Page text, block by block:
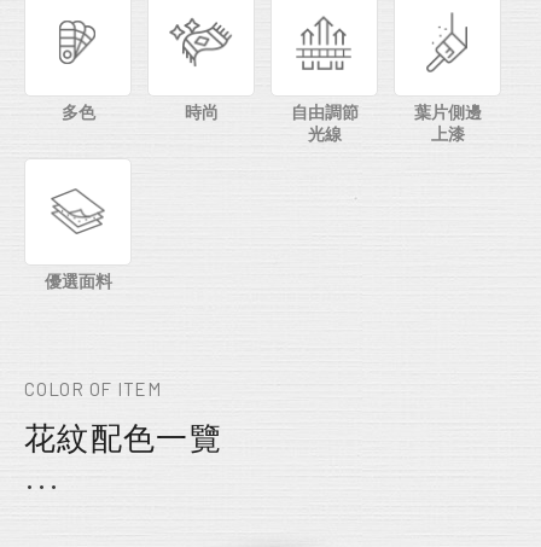
多色 時尚
自由調節
光線
葉片側邊
上漆
優選面料
COLOR OF ITEM
花紋配色一覽